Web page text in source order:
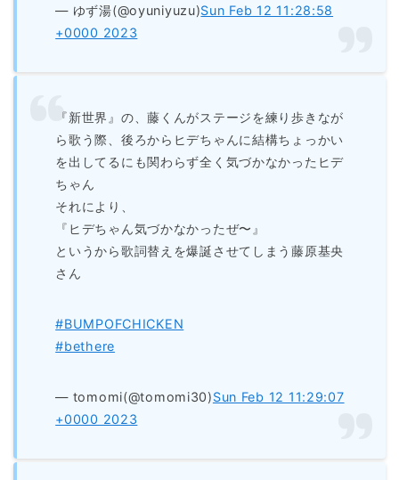
— ゆず湯(@oyuniyuzu)Sun Feb 12 11:28:58
+0000 2023
『新世界』の、藤くんがステージを練り歩きなが
ら歌う際、後ろからヒデちゃんに結構ちょっかい
を出してるにも関わらず全く気づかなかったヒデ
ちゃん
それにより、
『ヒデちゃん気づかなかったぜ〜』
というから歌詞替えを爆誕させてしまう藤原基央
さん
#BUMPOFCHICKEN
#bethere
— tomomi(@tomomi30)Sun Feb 12 11:29:07
+0000 2023